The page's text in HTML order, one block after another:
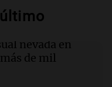
se contrae:
julio
nevada en
de mil